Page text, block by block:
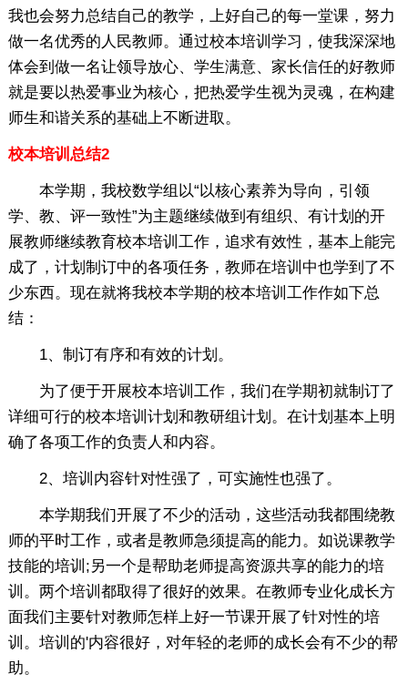
我也会努力总结自己的教学，上好自己的每一堂课，努力
做一名优秀的人民教师。通过校本培训学习，使我深深地
体会到做一名让领导放心、学生满意、家长信任的好教师
就是要以热爱事业为核心，把热爱学生视为灵魂，在构建
师生和谐关系的基础上不断进取。
校本培训总结2
本学期，我校数学组以“以核心素养为导向，引领
学、教、评一致性”为主题继续做到有组织、有计划的开
展教师继续教育校本培训工作，追求有效性，基本上能完
成了，计划制订中的各项任务，教师在培训中也学到了不
少东西。现在就将我校本学期的校本培训工作作如下总
结：
1、制订有序和有效的计划。
为了便于开展校本培训工作，我们在学期初就制订了
详细可行的校本培训计划和教研组计划。在计划基本上明
确了各项工作的负责人和内容。
2、培训内容针对性强了，可实施性也强了。
本学期我们开展了不少的活动，这些活动我都围绕教
师的平时工作，或者是教师急须提高的能力。如说课教学
技能的培训;另一个是帮助老师提高资源共享的能力的培
训。两个培训都取得了很好的效果。在教师专业化成长方
面我们主要针对教师怎样上好一节课开展了针对性的培
训。培训的'内容很好，对年轻的老师的成长会有不少的帮
助。